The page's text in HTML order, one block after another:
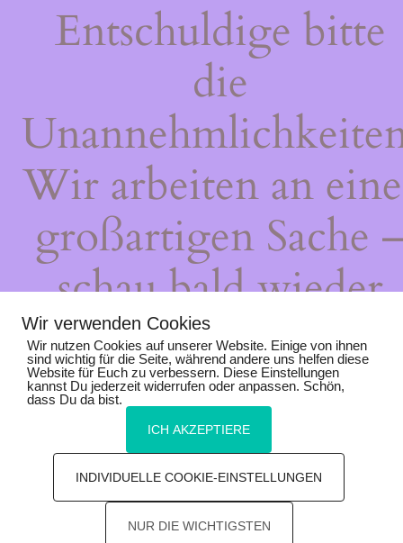
Entschuldige bitte
die
Wir arbeiten an
großartigen Sache
schau bald wieder
vorbei!
Wir verwenden Cookies
Wir nutzen Cookies auf unserer Website. Einige von ihnen
sind wichtig für die Seite, während andere uns helfen diese
Website für Euch zu verbessern. Diese Einstellungen
kannst Du jederzeit widerrufen oder anpassen. Schön,
dass Du da bist.
ICH AKZEPTIERE
INDIVIDUELLE COOKIE-EINSTELLUNGEN
NUR DIE WICHTIGSTEN